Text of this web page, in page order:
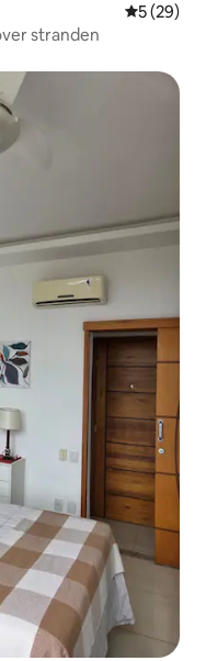
5 av 5 i
5 (29)
stranden